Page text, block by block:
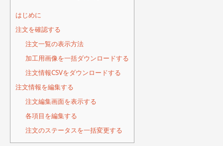
はじめに
注文を確認する
注文一覧の表示方法
加工用画像を一括ダウンロードする
注文情報CSVをダウンロードする
注文情報を編集する
注文編集画面を表示する
各項目を編集する
注文のステータスを一括変更する